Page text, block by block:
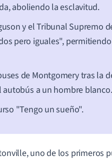
aboliendo la esclavitud.
y el Tribunal Supremo
pero iguales",
de Montgomery tras la
autobús a un hombre blanco.
"Tengo un sueño".
uno de los primeros